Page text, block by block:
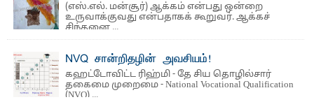
(எஸ்.எல். மன்சூர்) ஆக்கம் என்பது ஒன்றை
உருவாக்குவது என்பதாகக் கூறுவர். ஆக்கச்
சிந்தனை ...
NVQ சான்றிதழின் அவசியம்!
கஹட்டோவிட்ட ரிஹ்மி - தே சிய தொழில்சார்
தகைமை முறைமை - National Vocational Qualification
(NVQ) ...